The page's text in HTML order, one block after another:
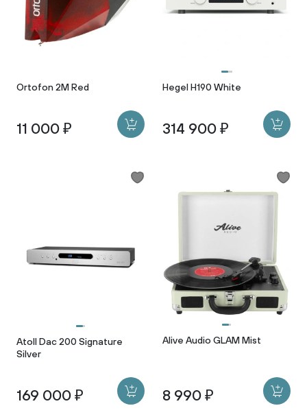
Ortofon 2M Red
11 000 ₽
Hegel H190 White
314 900 ₽
Atoll Dac 200 Signature
Silver
169 000 ₽
Alive Audio GLAM Mist
8 990 ₽